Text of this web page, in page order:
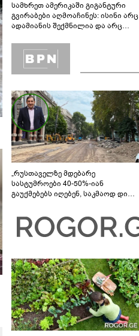
სამხრეთ ამერიკაში გიგანტური
გვირაბები აღმოაჩინეს: ისინი არც
ადამიანის შექმნილია და არც
ლაბირინთები?
„რუსთაველზე მდებარე
სასტუმროები 40-50%-იან
გაუქმებებს იღებენ, საკმაოდ დიდი
შეხვდებოდა“